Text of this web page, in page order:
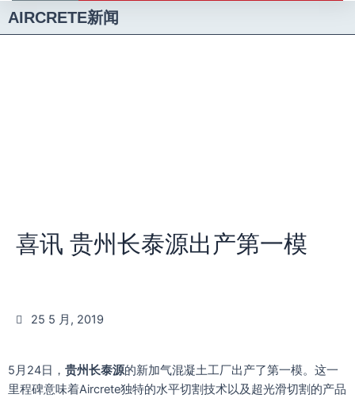
AIRCRETE新闻
喜讯 贵州长泰源出产第一模
25 5 月, 2019
5月24日， 贵州长泰源的新加气混凝土工厂出产了第一模。这一
里程碑意味着Aircrete独特的水平切割技术以及超光滑切割的产品